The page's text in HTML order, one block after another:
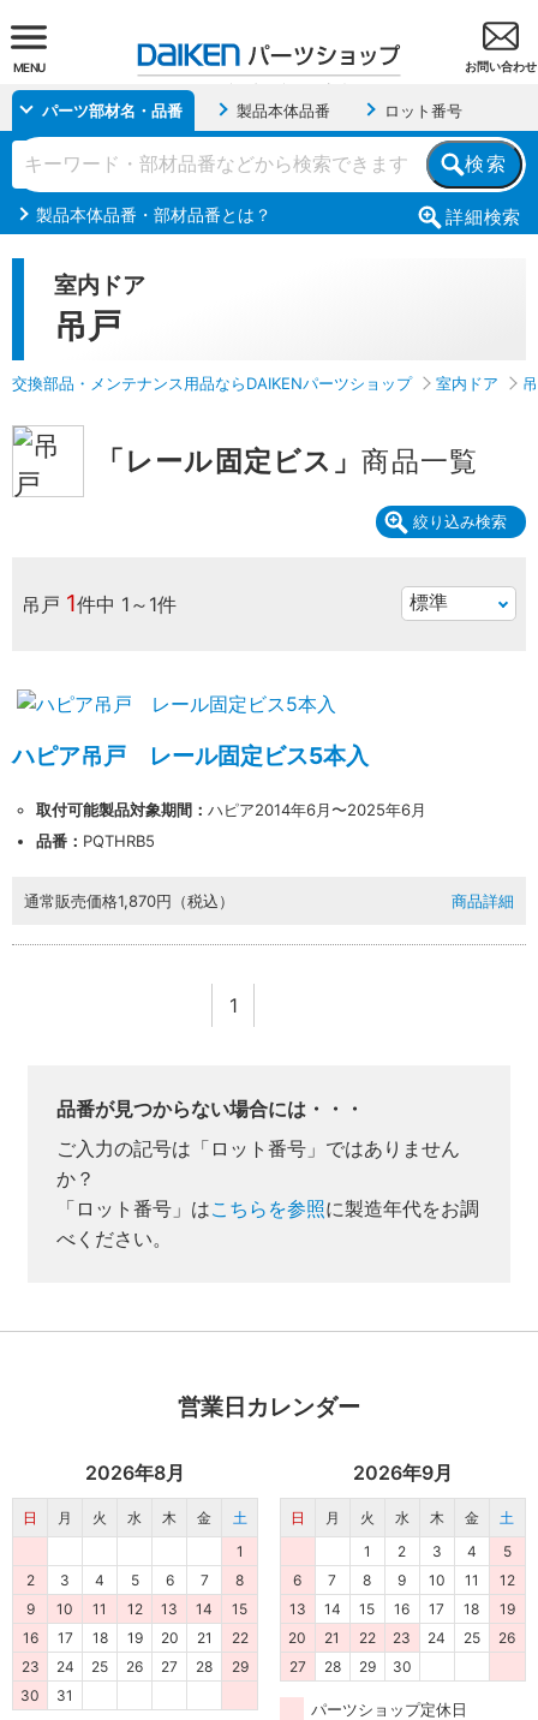
お問い合わせ
MENU
パーツ部材名・品番 製品本体品番 ロット番号
検索
詳細検索
製品本体品番・部材品番とは？
室内ドア
吊戸
交換部品・メンテナンス用品ならDAIKENパーツショップ 室内ドア
「レール固定ビス」商品一覧
絞り込み検索
吊戸 1件中 1～1件
ハピア吊戸 レール固定ビス5本入
取付可能製品対象期間： ハピア2014年6月〜2025年6月
品番： PQTHRB5
通常販売価格1,870円（税込） 商品詳細
1
品番が見つからない場合には・・・
ご入力の記号は「ロット番号」ではありません
か？
「ロット番号」はこちらを参照に製造年代をお調
べください。
取付方法説明書や埋木などの同梱品が付属してい
同梱品が必要な場合は、「※業者様向け」と記載の
ない商品をご購入ください。
営業日カレンダー
2026年8月
日 月 火 水 木 金
土
1
2
3 4 5 6 7
8
9
10 11 12 13 14
15
16
17 18 19 20 21
22
23
24 25 26 27 28
29
30
31
2026年9月
日 月 火 水 木 金
土
1
2 3 4
5
6
7 8 9 10 11
12
13
14 15 16 17 18
19
20
21 22 23 24 25
26
27
28 29 30
パーツショップ定休日